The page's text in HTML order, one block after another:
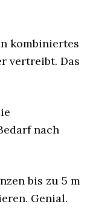
kombiniertes
vertreibt. Das
nach
bis zu 5 m
Genial.